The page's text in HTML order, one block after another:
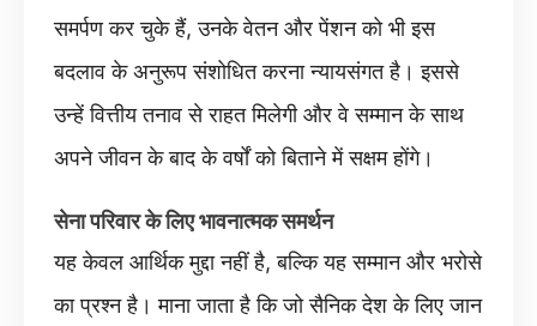
समर्पण कर चुके हैं, उनके वेतन और पेंशन को भी इस
बदलाव के अनुरूप संशोधित करना न्यायसंगत है। इससे
उन्हें वित्तीय तनाव से राहत मिलेगी और वे सम्मान के साथ
अपने जीवन के बाद के वर्षों को बिताने में सक्षम होंगे।
सेना परिवार के लिए भावनात्मक समर्थन
यह केवल आर्थिक मुद्दा नहीं है, बल्कि यह सम्मान और भरोसे
का प्रश्न है। माना जाता है कि जो सैनिक देश के लिए जान